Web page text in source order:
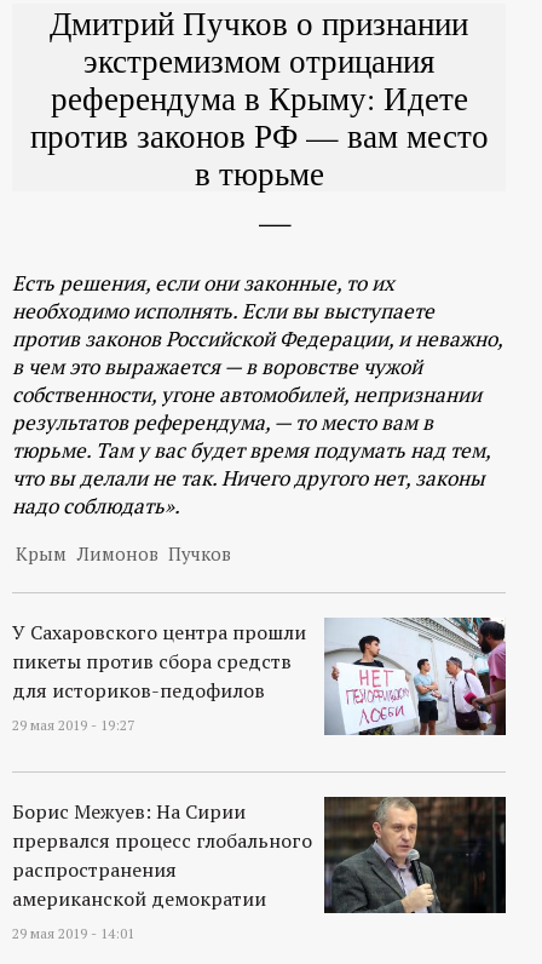
Дмитрий Пучков о признании
экстремизмом отрицания
референдума в Крыму: Идете
против законов РФ — вам место
в тюрьме
Есть решения, если они законные, то их
необходимо исполнять. Если вы выступаете
против законов Российской Федерации, и неважно,
в чем это выражается — в воровстве чужой
собственности, угоне автомобилей, непризнании
результатов референдума, — то место вам в
тюрьме. Там у вас будет время подумать над тем,
что вы делали не так. Ничего другого нет, законы
надо соблюдать».
Крым Лимонов Пучков
У Сахаровского центра прошли
пикеты против сбора средств
для историков-педофилов
29 мая 2019 - 19:27
Борис Межуев: На Сирии
прервался процесс глобального
распространения
американской демократии
29 мая 2019 - 14:01